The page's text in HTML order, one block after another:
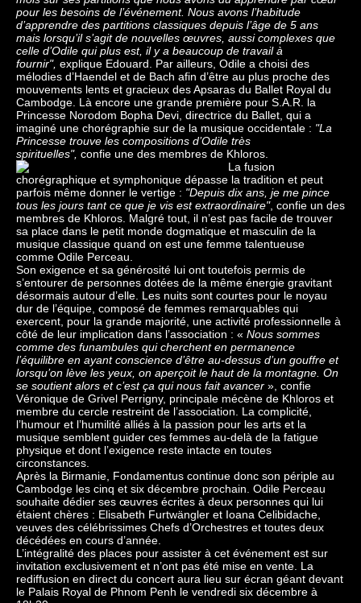
pour les besoins de l’événement. Nous avons l’habitude
d’apprendre des partitions classiques depuis l’âge de 5 ans
mais lorsqu’il s’agit de nouvelles œuvres, aussi complexes que
celle d’Odile qui plus est, il y a beaucoup de travail à
fournir", explique Edouard. Par ailleurs, Odile a choisi des
mélodies d’Haendel et de Bach afin d’être au plus proche des
mouvements lents et gracieux des Apsaras du Ballet Royal du
Cambodge. Là encore une grande première pour S.A.R. la
Princesse Norodom Bopha Devi, directrice du Ballet, qui a
imaginé une chorégraphie sur de la musique occidentale : "La
Princesse trouve les compositions d’Odile très
spirituelles", confie une des membres de Khloros.
La fusion
chorégraphique et symphonique dépasse la tradition et peut
parfois même donner le vertige : "Depuis dix ans, je me pince
tous les jours tant ce que je vis est extraordinaire", confie un des
membres de Khloros. Malgré tout, il n’est pas facile de trouver
sa place dans le petit monde dogmatique et masculin de la
musique classique quand on est une femme talentueuse
comme Odile Perceau.
Son exigence et sa générosité lui ont toutefois permis de
s’entourer de personnes dotées de la même énergie gravitant
désormais autour d’elle. Les nuits sont courtes pour le noyau
dur de l’équipe, composé de femmes remarquables qui
exercent, pour la grande majorité, une activité professionnelle à
côté de leur implication dans l’association : « Nous sommes
comme des funambules qui cherchent en permanence
l’équilibre en ayant conscience d’être au-dessus d’un gouffre et
lorsqu’on lève les yeux, on aperçoit le haut de la montagne. On
se soutient alors et c’est ça qui nous fait avancer », confie
Véronique de Grivel Perrigny, principale mécène de Khloros et
membre du cercle restreint de l’association. La complicité,
l’humour et l’humilité alliés à la passion pour les arts et la
musique semblent guider ces femmes au-delà de la fatigue
physique et dont l’exigence reste intacte en toutes
circonstances.
Après la Birmanie, Fondamentus continue donc son périple au
Cambodge les cinq et six décembre prochain. Odile Perceau
souhaite dédier ses œuvres écrites à deux personnes qui lui
étaient chères : Elisabeth Furtwängler et Ioana Celibidache,
veuves des célébrissimes Chefs d’Orchestres et toutes deux
décédées en cours d’année.
L’intégralité des places pour assister à cet événement est sur
invitation exclusivement et n’ont pas été mise en vente. La
rediffusion en direct du concert aura lieu sur écran géant devant
le Palais Royal de Phnom Penh le vendredi six décembre à